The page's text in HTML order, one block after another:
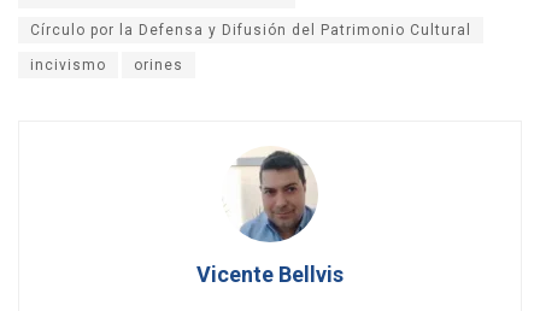
Círculo por la Defensa y Difusión del Patrimonio Cultural
incivismo orines
Vicente Bellvis